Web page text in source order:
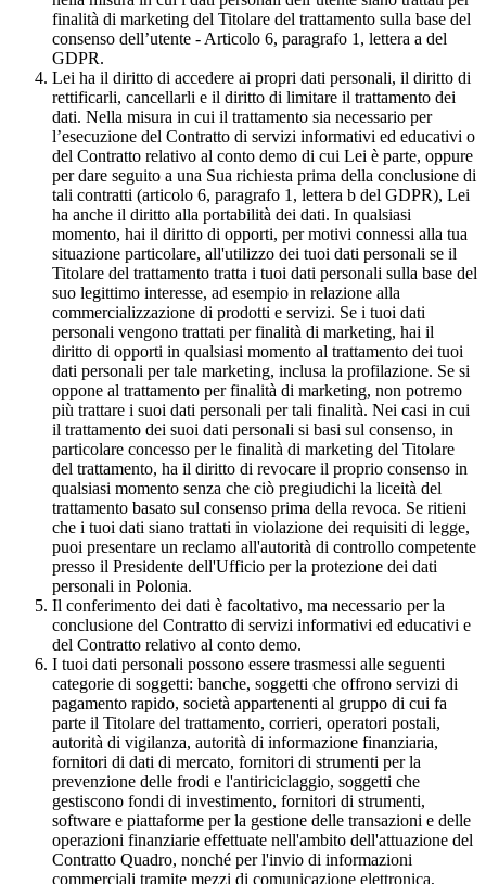
finalità di marketing del Titolare del trattamento sulla base del
consenso dell’utente - Articolo 6, paragrafo 1, lettera a del
GDPR.
Lei ha il diritto di accedere ai propri dati personali, il diritto di
rettificarli, cancellarli e il diritto di limitare il trattamento dei
dati. Nella misura in cui il trattamento sia necessario per
l’esecuzione del Contratto di servizi informativi ed educativi o
del Contratto relativo al conto demo di cui Lei è parte, oppure
per dare seguito a una Sua richiesta prima della conclusione di
tali contratti (articolo 6, paragrafo 1, lettera b del GDPR), Lei
ha anche il diritto alla portabilità dei dati. In qualsiasi
momento, hai il diritto di opporti, per motivi connessi alla tua
situazione particolare, all'utilizzo dei tuoi dati personali se il
Titolare del trattamento tratta i tuoi dati personali sulla base del
suo legittimo interesse, ad esempio in relazione alla
commercializzazione di prodotti e servizi. Se i tuoi dati
personali vengono trattati per finalità di marketing, hai il
diritto di opporti in qualsiasi momento al trattamento dei tuoi
dati personali per tale marketing, inclusa la profilazione. Se si
oppone al trattamento per finalità di marketing, non potremo
più trattare i suoi dati personali per tali finalità. Nei casi in cui
il trattamento dei suoi dati personali si basi sul consenso, in
particolare concesso per le finalità di marketing del Titolare
del trattamento, ha il diritto di revocare il proprio consenso in
qualsiasi momento senza che ciò pregiudichi la liceità del
trattamento basato sul consenso prima della revoca. Se ritieni
che i tuoi dati siano trattati in violazione dei requisiti di legge,
puoi presentare un reclamo all'autorità di controllo competente
presso il Presidente dell'Ufficio per la protezione dei dati
personali in Polonia.
Il conferimento dei dati è facoltativo, ma necessario per la
conclusione del Contratto di servizi informativi ed educativi e
del Contratto relativo al conto demo.
I tuoi dati personali possono essere trasmessi alle seguenti
categorie di soggetti: banche, soggetti che offrono servizi di
pagamento rapido, società appartenenti al gruppo di cui fa
parte il Titolare del trattamento, corrieri, operatori postali,
autorità di vigilanza, autorità di informazione finanziaria,
fornitori di dati di mercato, fornitori di strumenti per la
prevenzione delle frodi e l'antiriciclaggio, soggetti che
gestiscono fondi di investimento, fornitori di strumenti,
software e piattaforme per la gestione delle transazioni e delle
operazioni finanziarie effettuate nell'ambito dell'attuazione del
Contratto Quadro, nonché per l'invio di informazioni
commerciali tramite mezzi di comunicazione elettronica,